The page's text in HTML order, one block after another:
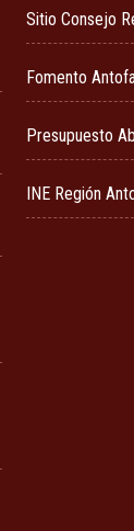
Sitio Consejo
Fomento
Presupuesto
INE Región